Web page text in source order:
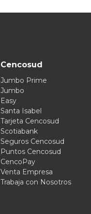
Cencosud
Jumbo Prime
Jumbo
Easy
Santa Isabel
Tarjeta Cencosud
Scotiabank
Seguros Cencosud
Puntos Cencosud
CencoPay
Venta Empresa
Trabaja con Nosotros